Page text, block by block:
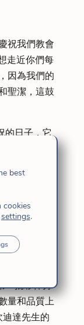
祝我們教會
走近你們每
因為我們的
聖潔，這鼓
的日子，它
體驗我們聖
，赫蘭茨神
據世界的
我們絕不能
一批夥伴旁
量和品質上
達先生的
best
settings.